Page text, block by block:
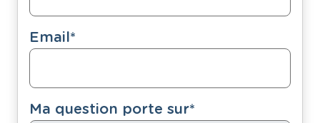
Email*
Ma question porte sur*